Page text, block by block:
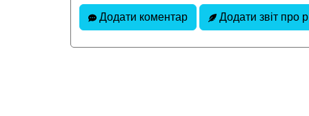
Додати коментар Додати звіт